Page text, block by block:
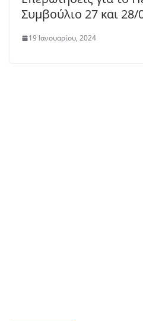
Συμβούλιο 27 και 28/
19 Ιανουαρίου, 2024